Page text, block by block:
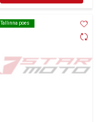
Tallinna poes
Tallinna poes